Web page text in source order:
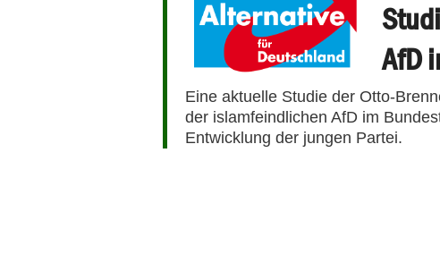
AfD
Eine aktuelle Studie der Otto-
der islamfeindlichen AfD im
Entwicklung der jungen Partei.